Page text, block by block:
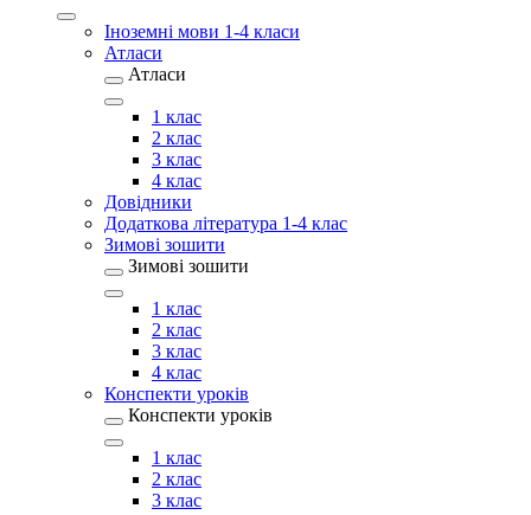
Іноземні мови 1-4 класи
Атласи
Атласи
1 клас
2 клас
3 клас
4 клас
Довідники
Додаткова література 1-4 клас
Зимові зошити
Зимові зошити
1 клас
2 клас
3 клас
4 клас
Конспекти уроків
Конспекти уроків
1 клас
2 клас
3 клас